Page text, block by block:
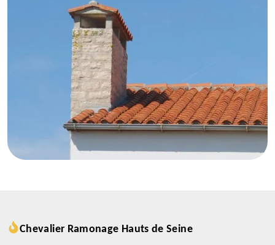
Chevalier Ramonage Hauts de Seine